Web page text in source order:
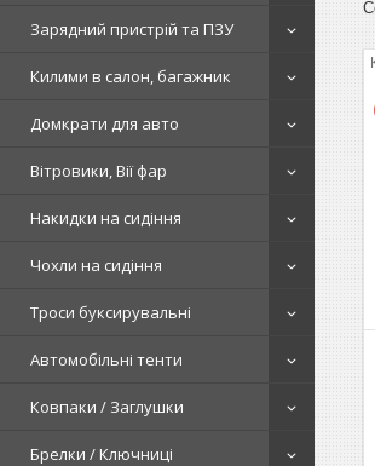
Зарядний пристрій та ПЗУ
Килими в салон, багажник
Домкрати для авто
Вітровики, Вії фар
Накидки на сидіння
Чохли на сидіння
Троси буксирувальні
Автомобільні тенти
Ковпаки / Заглушки
Брелки / Ключниці